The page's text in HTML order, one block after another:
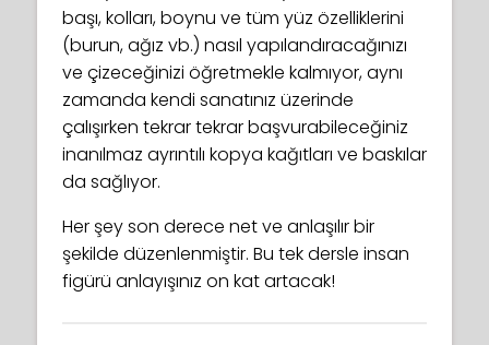
başı, kolları, boynu ve tüm yüz özelliklerini
(burun, ağız vb.) nasıl yapılandıracağınızı
ve çizeceğinizi öğretmekle kalmıyor, aynı
zamanda kendi sanatınız üzerinde
çalışırken tekrar tekrar başvurabileceğiniz
inanılmaz ayrıntılı kopya kağıtları ve baskılar
da sağlıyor.
Her şey son derece net ve anlaşılır bir
şekilde düzenlenmiştir. Bu tek dersle insan
figürü anlayışınız on kat artacak!